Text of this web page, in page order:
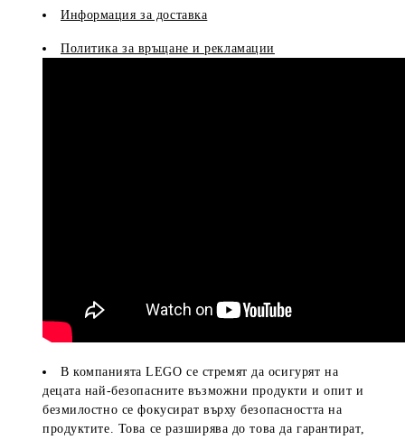
Информация за доставка
Политика за връщане и рекламации
В компанията LEGO се стремят да осигурят на
децата най-безопасните възможни продукти и опит и
безмилостно се фокусират върху безопасността на
продуктите. Това се разширява до това да гарантират,